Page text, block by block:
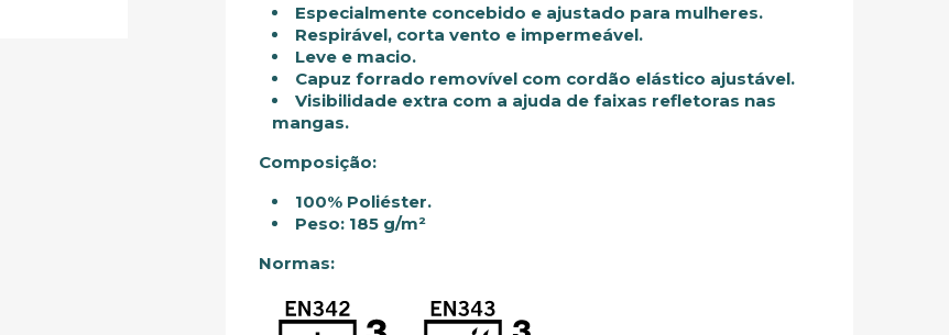
Especialmente concebido e ajustado para mulheres.
Respirável, corta vento e impermeável.
Leve e macio.
Capuz forrado removível com cordão elástico ajustável.
Visibilidade extra com a ajuda de faixas refletoras nas
mangas.
Composição:
100% Poliéster.
Peso: 185 g/m²
Normas: